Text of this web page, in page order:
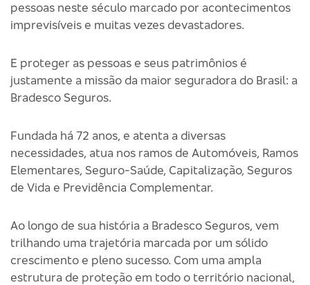
pessoas neste século marcado por acontecimentos
imprevisíveis e muitas vezes devastadores.
E proteger as pessoas e seus patrimônios é
justamente a missão da maior seguradora do Brasil: a
Bradesco Seguros.
Fundada há 72 anos, e atenta a diversas
necessidades, atua nos ramos de Automóveis, Ramos
Elementares, Seguro-Saúde, Capitalização, Seguros
de Vida e Previdência Complementar.
Ao longo de sua história a Bradesco Seguros, vem
trilhando uma trajetória marcada por um sólido
crescimento e pleno sucesso. Com uma ampla
estrutura de proteção em todo o território nacional,